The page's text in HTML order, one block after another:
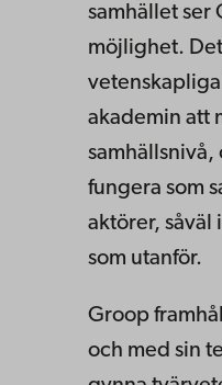
samhället ser
möjlighet.
akademin att
samhällsnivå,
fungera som
aktörer, såväl
som utanför.
Groop
och med sin